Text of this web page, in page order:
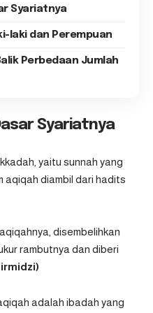
Syariatnya
laki dan Perempuan
Perbedaan Jumlah
Syariatnya
yaitu sunnah yang
aqiqah diambil dari hadits
disembelihkan
rambutnya dan diberi
adalah ibadah yang